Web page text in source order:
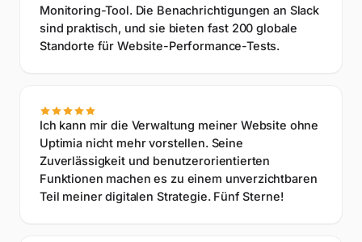
Monitoring-Tool. Die Benachrichtigungen an Slack
sind praktisch, und sie bieten fast 200 globale
Standorte für Website-Performance-Tests.
Ich kann mir die Verwaltung meiner Website ohne
Uptimia nicht mehr vorstellen. Seine
Zuverlässigkeit und benutzerorientierten
Funktionen machen es zu einem unverzichtbaren
Teil meiner digitalen Strategie. Fünf Sterne!